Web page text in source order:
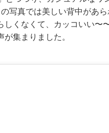
写真では美しい背中があ
くなくて、カッコいい〜
集まりました。